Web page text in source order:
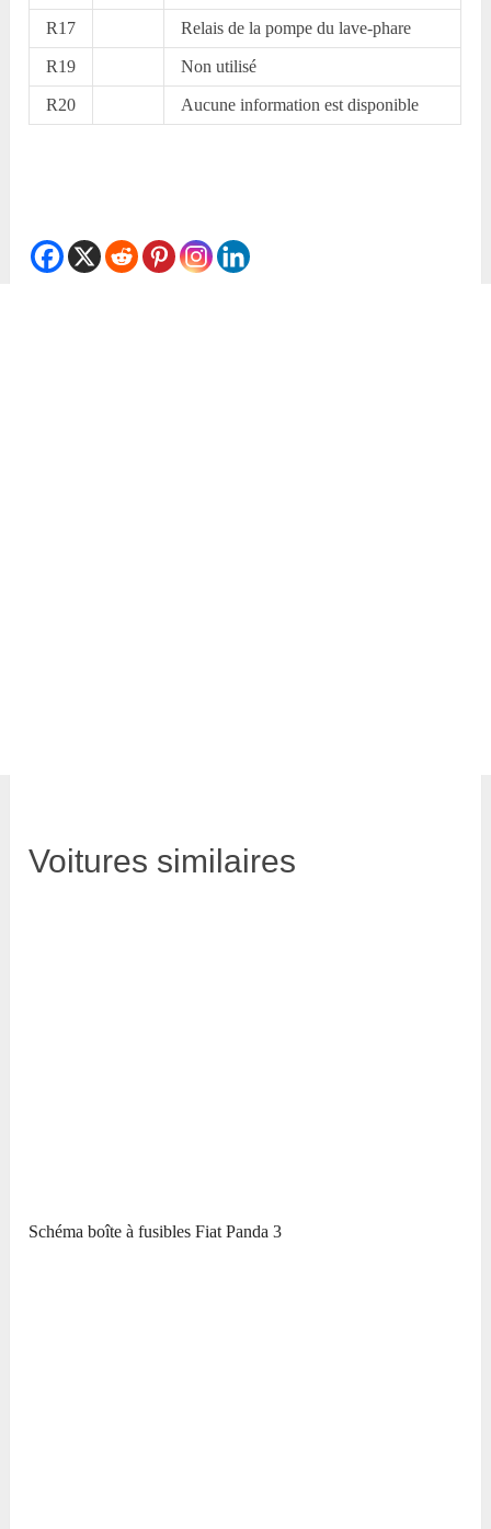
R17 Relais de la pompe du lave-phare
R19 Non utilisé
R20 Aucune information est disponible
Voitures similaires
Schéma boîte à fusibles Fiat Panda 3